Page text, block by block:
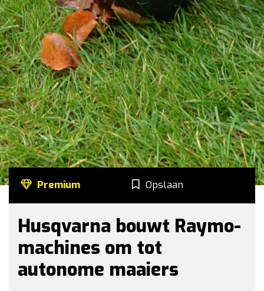
Premium Opslaan
Husqvarna bouwt Raymo-
machines om tot
autonome maaiers